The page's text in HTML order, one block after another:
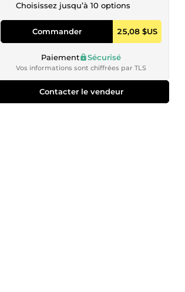
Choisissez jusqu’à 10 options
Commander 25,08 $US
Paiement Sécurisé
Vos informations sont chiffrées par TLS
Contacter le vendeur